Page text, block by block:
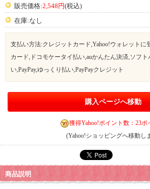
販売価格:2,548円(税込)
在庫:なし
支払い方法:クレジットカード,Yahoo!ウォレットに
カード,ドコモケータイ払い,auかんたん決済,ソフ
い,PayPay,ゆっくり払い,PayPayクレジット
購入ページへ移動
獲得Yahoo!ポイント数：23ポ
(Yahoo!ショッピングへ移動し
商品説明